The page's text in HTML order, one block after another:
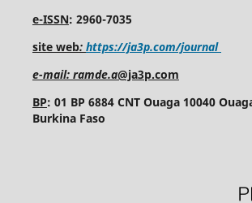
e-ISSN: 2960-7035
site web: https://ja3p.com/journal
e-mail: ramde.a@ja3p.com
BP: 01 BP 6884 CNT Ouaga 10040
Burkina Faso